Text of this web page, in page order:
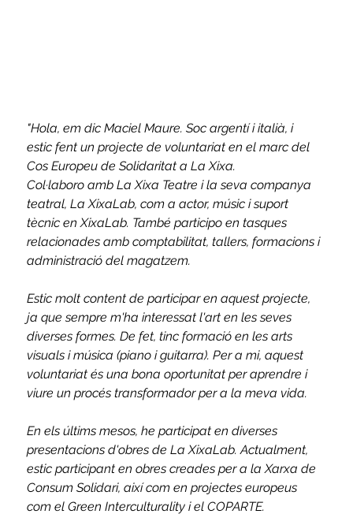
"Hola, em dic Maciel Maure. Soc argentí i italià, i
estic fent un projecte de voluntariat en el marc del
Cos Europeu de Solidaritat a La Xixa.
Col·laboro amb La Xixa Teatre i la seva companya
teatral, La XixaLab, com a actor, músic i suport
tècnic en XixaLab. També participo en tasques
relacionades amb comptabilitat, tallers, formacions i
administració del magatzem.
Estic molt content de participar en aquest projecte,
ja que sempre m'ha interessat l'art en les seves
diverses formes. De fet, tinc formació en les arts
visuals i música (piano i guitarra). Per a mi, aquest
voluntariat és una bona oportunitat per aprendre i
viure un procés transformador per a la meva vida.
En els últims mesos, he participat en diverses
presentacions d'obres de La XixaLab. Actualment,
estic participant en obres creades per a la Xarxa de
Consum Solidari, així com en projectes europeus
com el Green Interculturality i el COPARTE.